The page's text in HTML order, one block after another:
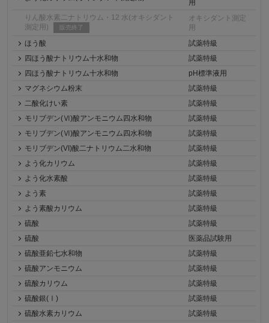
用
りん酸水素二ナトリウム・12 水(オキシダント
測定用)
販売終了
オキシダント測定
用
ほう酸
試薬特級
四ほう酸ナトリウム十水和物
試薬特級
四ほう酸ナトリウム十水和物
pH標準液用
マグネシウム粉末
試薬特級
二酸化けい素
試薬特級
モリブデン(Ⅵ)酸アンモニウム四水和物
試薬特級
モリブデン(Ⅵ)酸アンモニウム四水和物
試薬特級
モリブデン(VI)酸二ナトリウム二水和物
試薬特級
よう化カリウム
試薬特級
よう化水素酸
試薬特級
よう素
試薬特級
よう素酸カリウム
試薬特級
硫酸
試薬特級
硫酸
医薬品試験用
硫酸亜鉛七水和物
試薬特級
硫酸アンモニウム
試薬特級
硫酸カリウム
試薬特級
硫酸銀(Ⅰ)
試薬特級
硫酸水素カリウム
試薬特級